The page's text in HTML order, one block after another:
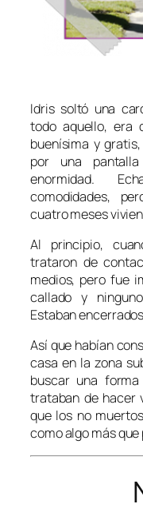
Idris soltó una
todo aquello, era
buenísima y
por una
enormidad.
comodidades,
cuatro meses
Al principio,
trataron de
medios, pero fue
callado y
Estaban
Así que habían
casa en la zona
buscar una
trataban de hacer
que los no
como algo más